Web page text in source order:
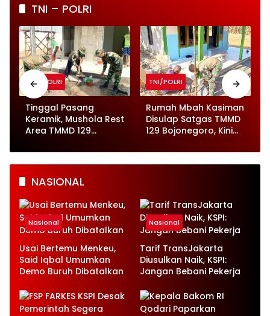
TNI – POLRI
TNI/POLRI
Tinggal Pasang
Keramik, Mushola Rest
Area TMMD 129
Dibuka
TNI/POLRI
Rumah Mbah Kasiman
Disulap Satgas TMMD
129 Bojonegoro, Kini
NASIONAL
Nasional
Usai Bertemu Menkeu,
Said Iqbal Umumkan
Demo Buruh Dibatalkan
Nasional
Tarif TransJakarta
Diusulkan Naik, KSPI:
Jangan Bebani Pekerja